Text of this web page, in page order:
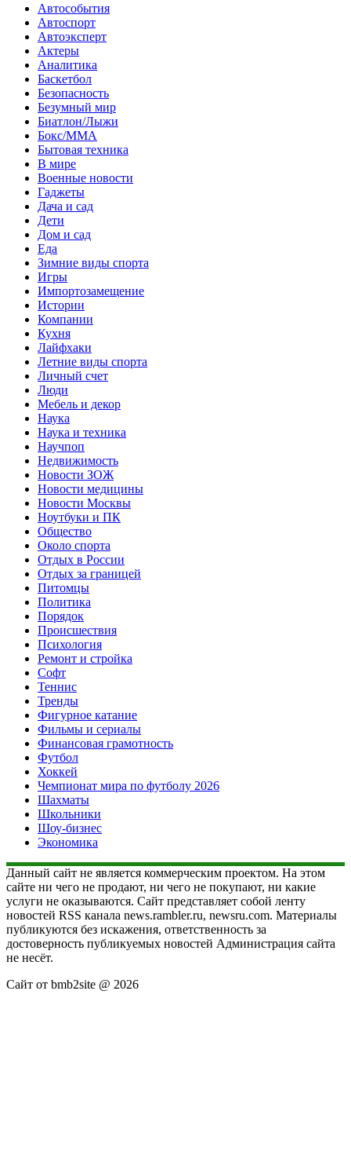
Автособытия
Автоспорт
Автоэксперт
Актеры
Аналитика
Баскетбол
Безопасность
Безумный мир
Биатлон/Лыжи
Бокс/MMA
Бытовая техника
В мире
Военные новости
Гаджеты
Дача и сад
Дети
Дом и сад
Еда
Зимние виды спорта
Игры
Импортозамещение
Истории
Компании
Кухня
Лайфхаки
Летние виды спорта
Личный счет
Люди
Мебель и декор
Наука
Наука и техника
Научпоп
Недвижимость
Новости ЗОЖ
Новости медицины
Новости Москвы
Ноутбуки и ПК
Общество
Около спорта
Отдых в России
Отдых за границей
Питомцы
Политика
Порядок
Происшествия
Психология
Ремонт и стройка
Софт
Теннис
Тренды
Фигурное катание
Фильмы и сериалы
Финансовая грамотность
Футбол
Хоккей
Чемпионат мира по футболу 2026
Шахматы
Школьники
Шоу-бизнес
Экономика
Данный сайт не является коммерческим проектом. На этом
сайте ни чего не продают, ни чего не покупают, ни какие
услуги не оказываются. Сайт представляет собой ленту
новостей RSS канала news.rambler.ru, newsru.com. Материалы
публикуются без искажения, ответственность за
достоверность публикуемых новостей Администрация сайта
не несёт.
Сайт от bmb2site @ 2026